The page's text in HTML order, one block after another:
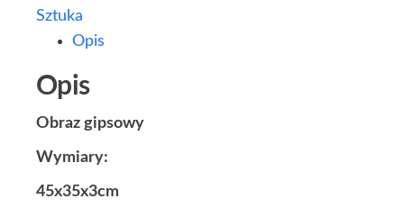
Sztuka
Opis
Opis
Obraz gipsowy
Wymiary:
45x35x3cm